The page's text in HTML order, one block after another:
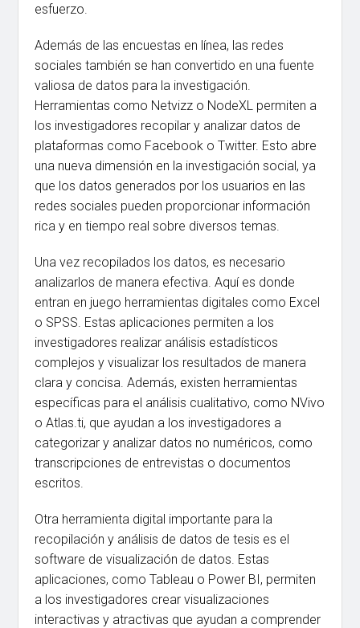
esfuerzo.
Además de las encuestas en línea, las redes
sociales también se han convertido en una fuente
valiosa de datos para la investigación.
Herramientas como Netvizz o NodeXL permiten a
los investigadores recopilar y analizar datos de
plataformas como Facebook o Twitter. Esto abre
una nueva dimensión en la investigación social, ya
que los datos generados por los usuarios en las
redes sociales pueden proporcionar información
rica y en tiempo real sobre diversos temas.
Una vez recopilados los datos, es necesario
analizarlos de manera efectiva. Aquí es donde
entran en juego herramientas digitales como Excel
o SPSS. Estas aplicaciones permiten a los
investigadores realizar análisis estadísticos
complejos y visualizar los resultados de manera
clara y concisa. Además, existen herramientas
específicas para el análisis cualitativo, como NVivo
o Atlas.ti, que ayudan a los investigadores a
categorizar y analizar datos no numéricos, como
transcripciones de entrevistas o documentos
escritos.
Otra herramienta digital importante para la
recopilación y análisis de datos de tesis es el
software de visualización de datos. Estas
aplicaciones, como Tableau o Power BI, permiten
a los investigadores crear visualizaciones
interactivas y atractivas que ayudan a comprender